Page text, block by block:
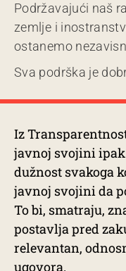
Podržavajući naš
zemlje i
ostanemo
Sva podrška je
Iz
javnoj svojini ipak
dužnost svakoga
javnoj svojini da
To bi, smatraju,
postavlja pred
relevantan,
ugovora.